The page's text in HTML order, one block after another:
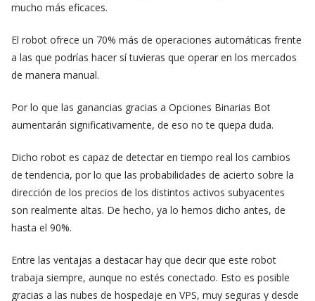
mucho más eficaces.
El robot ofrece un 70% más de operaciones automáticas frente
a las que podrías hacer sí tuvieras que operar en los mercados
de manera manual.
Por lo que las ganancias gracias a Opciones Binarias Bot
aumentarán significativamente, de eso no te quepa duda.
Dicho robot es capaz de detectar en tiempo real los cambios
de tendencia, por lo que las probabilidades de acierto sobre la
dirección de los precios de los distintos activos subyacentes
son realmente altas. De hecho, ya lo hemos dicho antes, de
hasta el 90%.
Entre las ventajas a destacar hay que decir que este robot
trabaja siempre, aunque no estés conectado. Esto es posible
gracias a las nubes de hospedaje en VPS, muy seguras y desde